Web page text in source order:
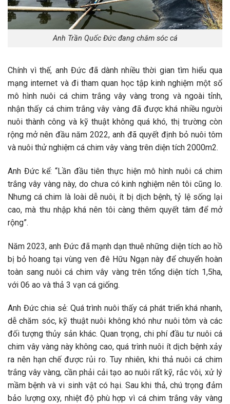
Anh Trần Quốc Đức đang chăm sóc cá
Chính vì thế, anh Đức đã dành nhiều thời gian tìm hiểu qua
mạng internet và đi tham quan học tập kinh nghiệm một số
mô hình nuôi cá chim trắng vây vàng trong và ngoài tỉnh,
nhận thấy cá chim trắng vây vàng đã được khá nhiều người
nuôi thành công và kỹ thuật không quá khó, thị trường còn
rộng mở nên đầu năm 2022, anh đã quyết định bỏ nuôi tôm
và nuôi thử nghiệm cá chim vây vàng trên diện tích 2000m2.
Anh Đức kể: “Lần đầu tiên thực hiện mô hình nuôi cá chim
trắng vây vàng này, do chưa có kinh nghiệm nên tôi cũng lo.
Nhưng cá chim là loài dễ nuôi, ít bị dịch bệnh, tỷ lệ sống lại
cao, mà thu nhập khá nên tôi càng thêm quyết tâm để mở
rộng”.
Năm 2023, anh Đức đã mạnh dạn thuê những diện tích ao hồ
bị bỏ hoang tại vùng ven đê Hữu Ngạn này để chuyển hoàn
toàn sang nuôi cá chim vây vàng trên tổng diện tích 1,5ha,
với 06 ao và thả 3 vạn cá giống.
Anh Đức chia sẻ: Quá trình nuôi thấy cá phát triển khá nhanh,
dễ chăm sóc, kỹ thuật nuôi không khó như nuôi tôm và các
đối tượng thủy sản khác. Quan trọng, chi phí đầu tư nuôi cá
chim vây vàng này không cao, quá trình nuôi ít dịch bệnh xảy
ra nên hạn chế được rủi ro. Tuy nhiên, khi thả nuôi cá chim
trắng vây vàng, cần phải cải tạo ao nuôi rất kỹ, rắc vôi, xử lý
mầm bệnh và vi sinh vật có hại. Sau khi thả, chú trọng đảm
bảo lượng oxy, nhiệt độ phù hợp vì cá chim trắng vây vàng